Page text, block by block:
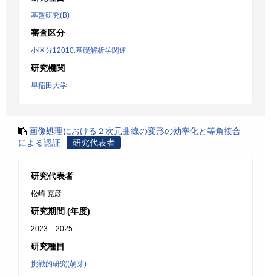
基盤研究(B)
審査区分
小区分12010:基礎解析学関連
研究機関
早稲田大学
画像処理における２次元曲線の変形の効率化と等角接合
による認証
研究代表者
研究代表者
松崎 克彦
研究期間 (年度)
2023 – 2025
研究種目
挑戦的研究(萌芽)